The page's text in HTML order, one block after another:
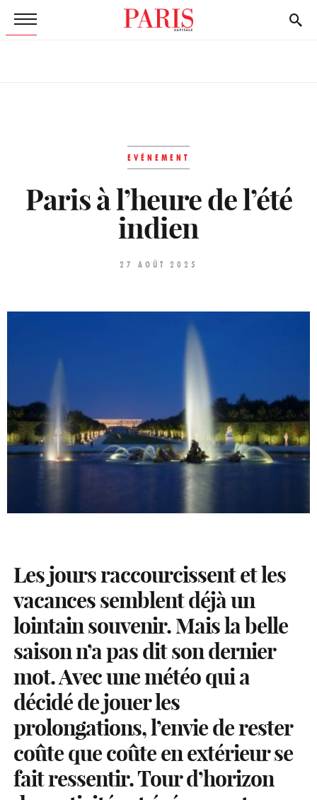
EVÉNEMENT
Paris à l’heure de l’été
indien
27 AOÛT 2025
Les jours raccourcissent et les
vacances semblent déjà un
lointain souvenir. Mais la belle
saison n’a pas dit son dernier
mot. Avec une météo qui a
décidé de jouer les
prolongations, l’envie de rester
coûte que coûte en extérieur se
fait ressentir. Tour d’horizon